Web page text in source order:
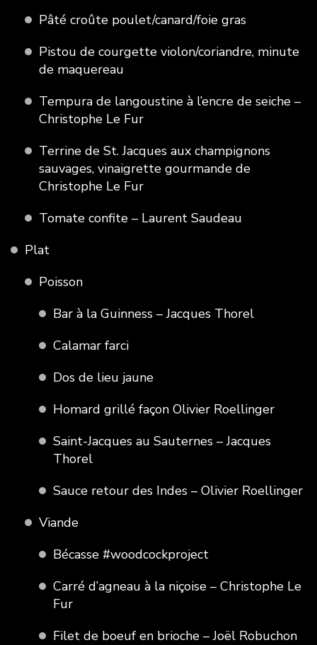
Pâté croûte poulet/canard/foie gras
Pistou de courgette violon/coriandre, minute
de maquereau
Tempura de langoustine à l’encre de seiche –
Christophe Le Fur
Terrine de St. Jacques aux champignons
sauvages, vinaigrette gourmande de
Christophe Le Fur
Tomate confite – Laurent Saudeau
Plat
Poisson
Bar à la Guinness – Jacques Thorel
Calamar farci
Dos de lieu jaune
Homard grillé façon Olivier Roellinger
Saint-Jacques au Sauternes – Jacques
Thorel
Sauce retour des Indes – Olivier Roellinger
Viande
Bécasse #woodcockproject
Carré d’agneau à la niçoise – Christophe Le
Fur
Filet de boeuf en brioche – Joël Robuchon